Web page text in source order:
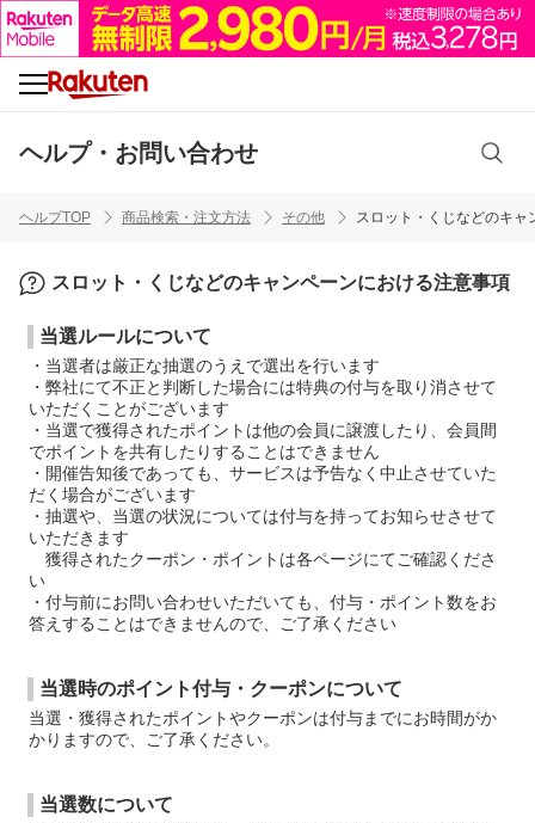
ヘルプ・お問い合わせ
ヘルプTOP 商品検索・注文方法 その他 スロット・くじなどのキャ
スロット・くじなどのキャンペーンにおける注意事項
当選ルールについて
・当選者は厳正な抽選のうえで選出を行います
・弊社にて不正と判断した場合には特典の付与を取り消させて
いただくことがございます
・当選で獲得されたポイントは他の会員に譲渡したり、会員間
でポイントを共有したりすることはできません
・開催告知後であっても、サービスは予告なく中止させていた
だく場合がございます
・抽選や、当選の状況については付与を持ってお知らせさせて
いただきます
獲得されたクーポン・ポイントは各ページにてご確認くださ
い
・付与前にお問い合わせいただいても、付与・ポイント数をお
答えすることはできませんので、ご了承ください
当選時のポイント付与・クーポンについて
当選・獲得されたポイントやクーポンは付与までにお時間がか
かりますので、ご了承ください。
当選数について